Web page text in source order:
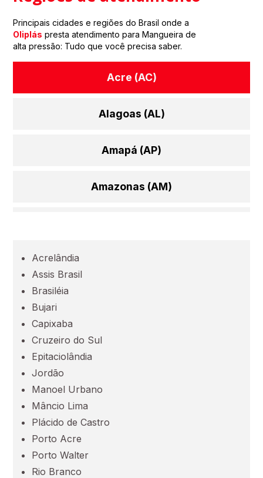
Principais cidades e regiões do Brasil onde a
Oliplás presta atendimento para Mangueira de
alta pressão: Tudo que você precisa saber.
Acre (AC)
Alagoas (AL)
Amapá (AP)
Amazonas (AM)
Mato Grosso (MT)
Mato Grosso do Sul (MS)
Acrelândia
Assis Brasil
Brasiléia
Bujari
Capixaba
Cruzeiro do Sul
Epitaciolândia
Jordão
Manoel Urbano
Mâncio Lima
Plácido de Castro
Porto Acre
Porto Walter
Rio Branco